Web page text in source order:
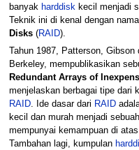
navigation
search
banyak harddisk kecil menjadi
Teknik ini di kenal dengan nama
Disks(RAID).
Tahun 1987, Patterson,
Berkeley, mempublikasikan
Redundant Arrays of
menjelaskan berbagai tipe dari
RAID. Ide dasar dari RAID
kecil dan murah menjadi
mempunyai kemampuan di atas
Tambahan lagi, kumpulan